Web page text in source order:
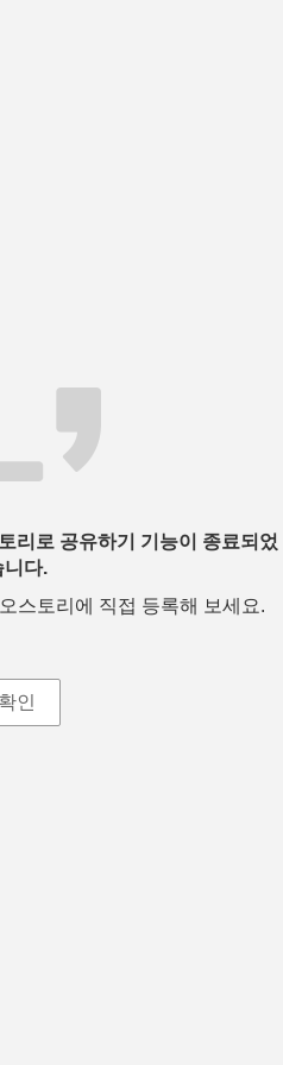
리로 공유하기 기능이 종료되었
니다.
스토리에 직접 등록해 보세요.
확인